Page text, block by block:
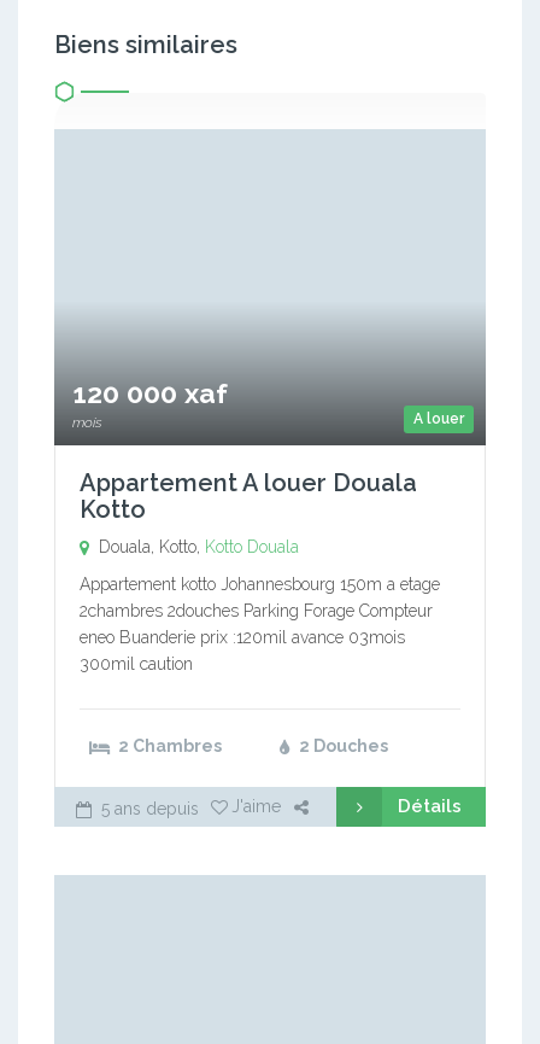
Biens similaires
A louer
120 000 xaf
mois
Appartement A louer Douala
Kotto
Douala, Kotto, Kotto Douala
Appartement kotto Johannesbourg 150m a etage
2chambres 2douches Parking Forage Compteur
eneo Buanderie prix :120mil avance 03mois
300mil caution
2 Chambres 2 Douches
5 ans depuis J'aime Détails